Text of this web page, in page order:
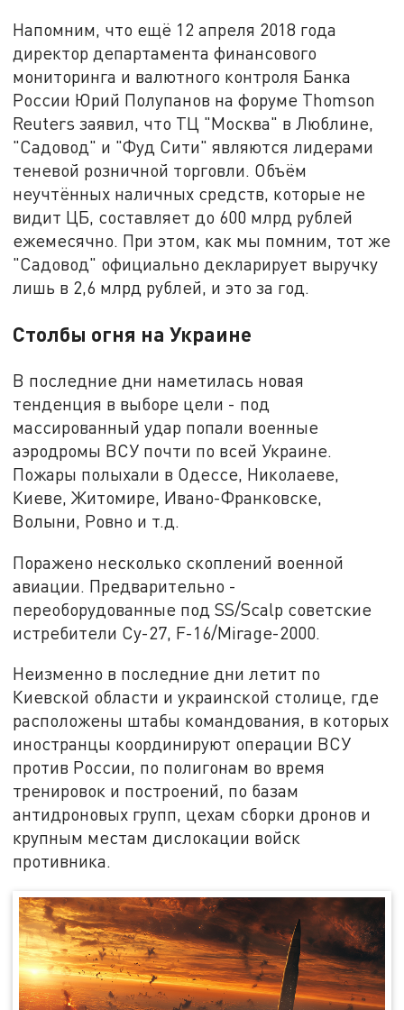
Напомним, что ещё 12 апреля 2018 года
директор департамента финансового
мониторинга и валютного контроля Банка
России Юрий Полупанов на форуме Thomson
Reuters заявил, что ТЦ "Москва" в Люблине,
"Садовод" и "Фуд Сити" являются лидерами
теневой розничной торговли. Объём
неучтённых наличных средств, которые не
видит ЦБ, составляет до 600 млрд рублей
ежемесячно. При этом, как мы помним, тот же
"Садовод" официально декларирует выручку
лишь в 2,6 млрд рублей, и это за год.
Столбы огня на Украине
В последние дни наметилась новая
тенденция в выборе цели - под
массированный удар попали военные
аэродромы ВСУ почти по всей Украине.
Пожары полыхали в Одессе, Николаеве,
Киеве, Житомире, Ивано-Франковске,
Волыни, Ровно и т.д.
Поражено несколько скоплений военной
авиации. Предварительно -
переоборудованные под SS/Scalp советские
истребители Су-27, F-16/Mirage-2000.
Неизменно в последние дни летит по
Киевской области и украинской столице, где
расположены штабы командования, в которых
иностранцы координируют операции ВСУ
против России, по полигонам во время
тренировок и построений, по базам
антидроновых групп, цехам сборки дронов и
крупным местам дислокации войск
противника.